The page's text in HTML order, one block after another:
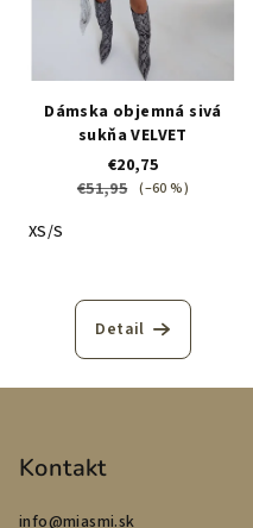
Dámska objemná sivá
sukňa VELVET
€20,75
€51,95 (–60 %)
XS/S
Detail
Kontakt
info@miasmi.sk